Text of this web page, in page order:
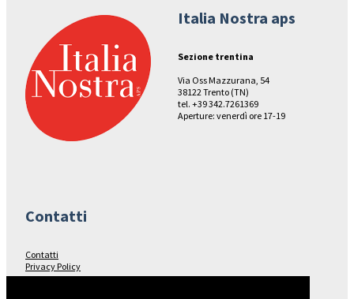
Italia Nostra aps
Sezione trentina
Via Oss Mazzurana, 54
38122 Trento (TN)
tel. +39 342.7261369
Aperture: venerdì ore 17-19
Contatti
Contatti
Privacy Policy